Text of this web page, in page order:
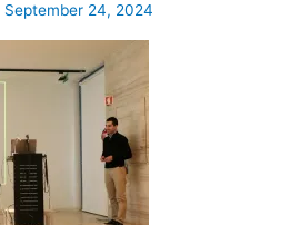
September 24, 2024